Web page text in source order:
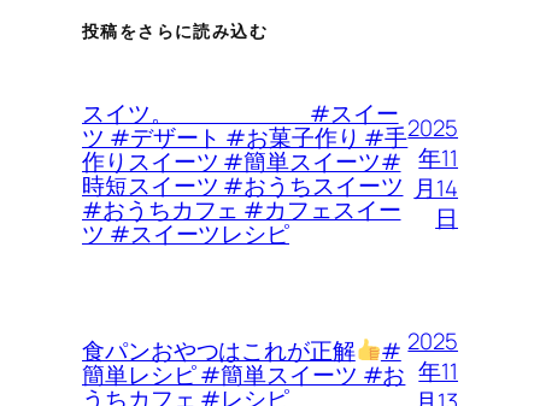
投稿をさらに読み込む
スイツ。 #スイー
ツ #デザート #お菓子作り #手
作りスイーツ #簡単スイーツ#
時短スイーツ #おうちスイーツ
#おうちカフェ #カフェスイー
ツ #スイーツレシピ
2025
年11
月14
日
食パンおやつはこれが正解 #
簡単レシピ #簡単スイーツ #お
うちカフェ #レシピ
2025
年11